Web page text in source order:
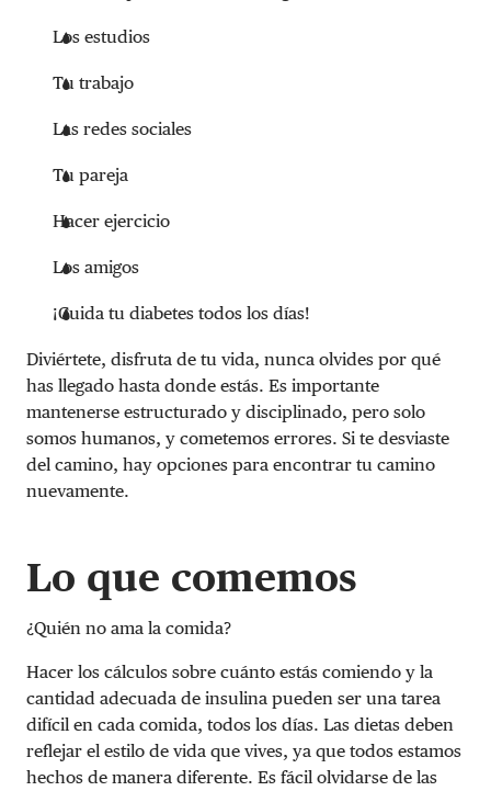
Los estudios
Tu trabajo
Las redes sociales
Tu pareja
Hacer ejercicio
Los amigos
¡Cuida tu diabetes todos los días!
Diviértete, disfruta de tu vida, nunca olvides por qué
has llegado hasta donde estás. Es importante
mantenerse estructurado y disciplinado, pero solo
somos humanos, y cometemos errores. Si te desviaste
del camino, hay opciones para encontrar tu camino
nuevamente.
Lo que comemos
¿Quién no ama la comida?
Hacer los cálculos sobre cuánto estás comiendo y la
cantidad adecuada de insulina pueden ser una tarea
difícil en cada comida, todos los días. Las dietas deben
reflejar el estilo de vida que vives, ya que todos estamos
hechos de manera diferente. Es fácil olvidarse de las